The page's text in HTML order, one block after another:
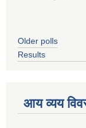
Older polls
Results
आय व्यय